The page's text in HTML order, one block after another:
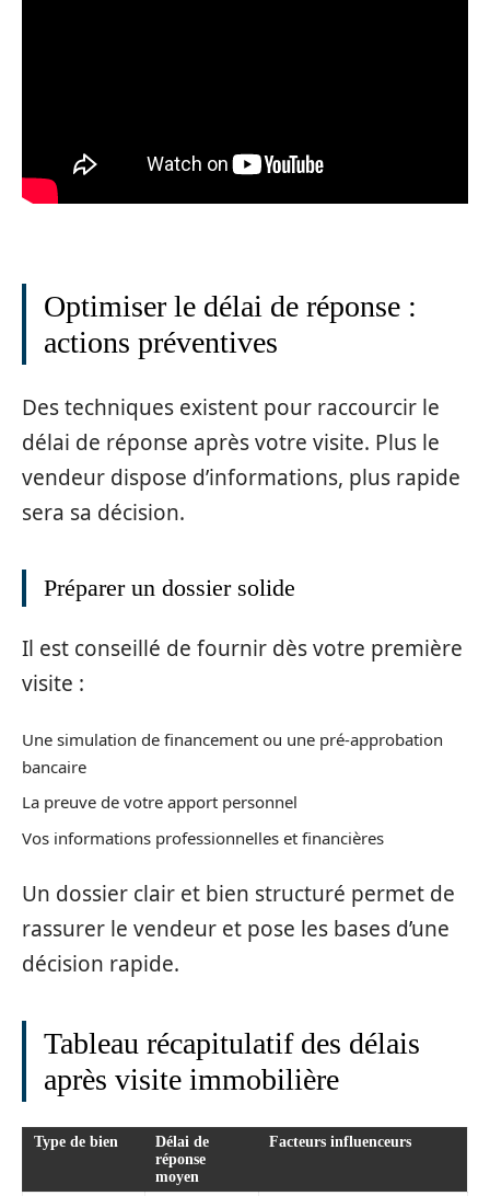
Optimiser le délai de réponse :
actions préventives
Des techniques existent pour raccourcir le
délai de réponse après votre visite. Plus le
vendeur dispose d’informations, plus rapide
sera sa décision.
Préparer un dossier solide
Il est conseillé de fournir dès votre première
visite :
Une simulation de financement ou une pré-approbation
bancaire
La preuve de votre apport personnel
Vos informations professionnelles et financières
Un dossier clair et bien structuré permet de
rassurer le vendeur et pose les bases d’une
décision rapide.
Tableau récapitulatif des délais
après visite immobilière
Type de bien
Délai de
réponse
moyen
Facteurs influenceurs